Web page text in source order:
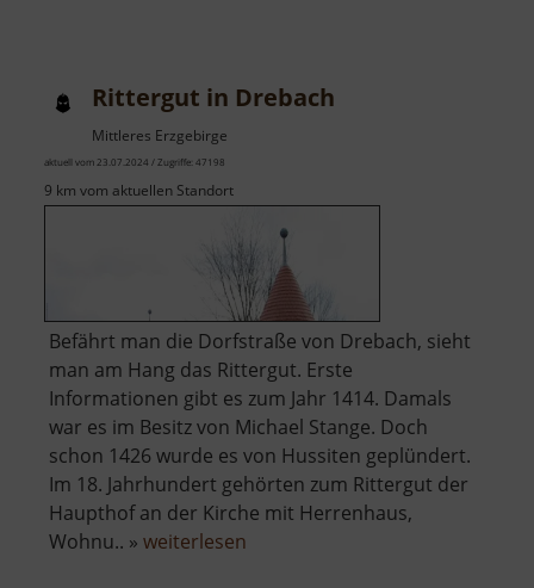
Rittergut in Drebach
Mittleres Erzgebirge
aktuell vom 23.07.2024 / Zugriffe: 47198
9 km vom aktuellen Standort
Befährt man die Dorfstraße von Drebach, sieht
man am Hang das Rittergut. Erste
Informationen gibt es zum Jahr 1414. Damals
war es im Besitz von Michael Stange. Doch
schon 1426 wurde es von Hussiten geplündert.
Im 18. Jahrhundert gehörten zum Rittergut der
Haupthof an der Kirche mit Herrenhaus,
Wohnu.. » weiterlesen